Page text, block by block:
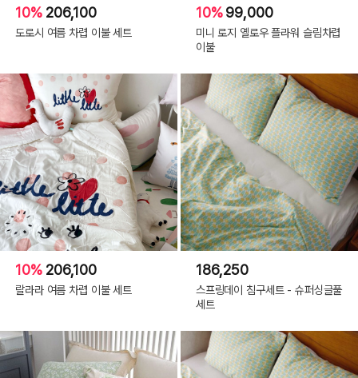
10% 206,100
도로시 여름 차렵 이불 세트
10%99,000
미니 로지 옐로우 플라워 슬림차렵
이불
10% 206,100
랄라라 여름 차렵 이불 세트
186,250
스프링데이 침구세트 - 슈퍼싱글풀
세트